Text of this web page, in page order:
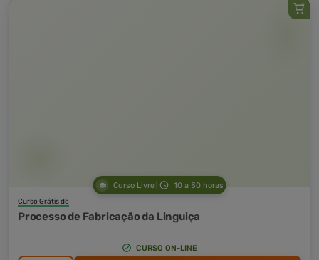
Curso Livre 10 a 30 horas
Curso Grátis de
Processo de Fabricação da Linguiça
CURSO ON-LINE